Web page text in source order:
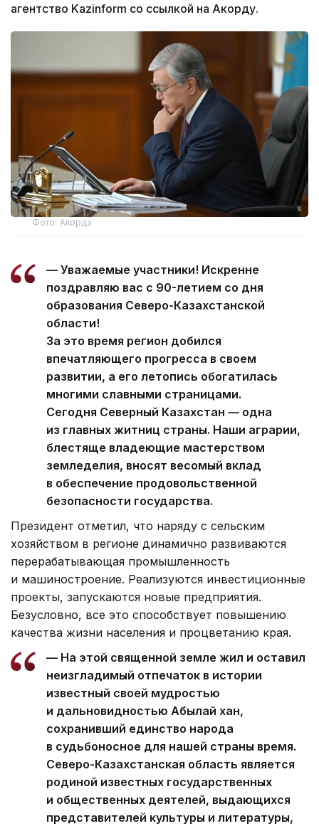
агентство Kazinform со ссылкой на Акорду.
Фото: Акорда
— Уважаемые участники! Искренне
поздравляю вас с 90-летием со дня
образования Северо-Казахстанской
области!
За это время регион добился
впечатляющего прогресса в своем
развитии, а его летопись обогатилась
многими славными страницами.
Сегодня Северный Казахстан — одна
из главных житниц страны. Наши аграрии,
блестяще владеющие мастерством
земледелия, вносят весомый вклад
в обеспечение продовольственной
безопасности государства.
Президент отметил, что наряду с сельским
хозяйством в регионе динамично развиваются
перерабатывающая промышленность
и машиностроение. Реализуются инвестиционные
проекты, запускаются новые предприятия.
Безусловно, все это способствует повышению
качества жизни населения и процветанию края.
— На этой священной земле жил и оставил
неизгладимый отпечаток в истории
известный своей мудростью
и дальновидностью Абылай хан,
сохранивший единство народа
в судьбоносное для нашей страны время.
Северо-Казахстанская область является
родиной известных государственных
и общественных деятелей, выдающихся
представителей культуры и литературы,